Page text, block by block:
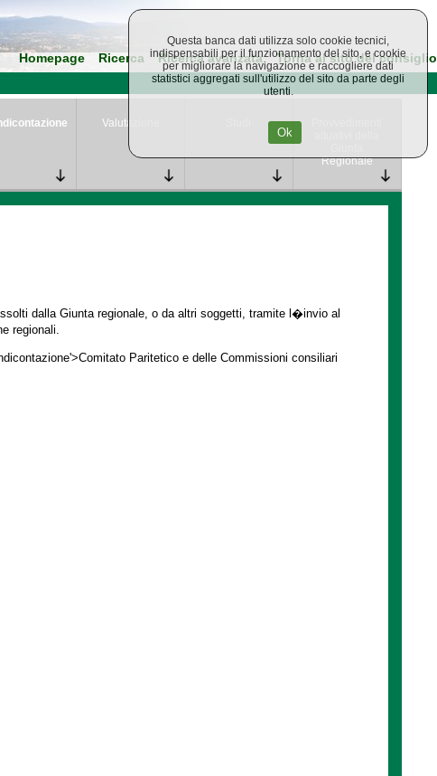
Homepage Ricerca Ricerca avanzata Torna al sito del consiglio
Valutazione
Regionale
dalla Giunta regionale, o da altri soggetti, tramite l�invio al
regionali.
Paritetico e delle Commissioni consiliari
Questa banca dati utilizza solo cookie tecnici,
indispensabili per il funzionamento del sito, e cookie
per migliorare la navigazione e raccogliere dati
statistici aggregati sull'utilizzo del sito da parte degli
utenti.
Ok